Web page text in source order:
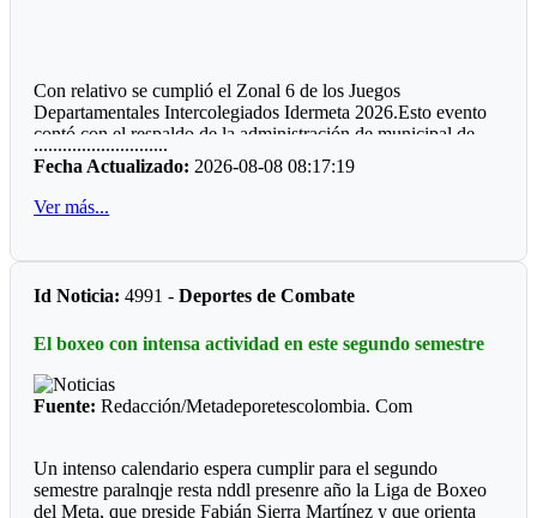
Con relativo se cumplió el Zonal 6 de los Juegos
Departamentales Intercolegiados Idermeta 2026.Esto evento
contó con el respaldo de la administración de municipal de
Cumaral.
*Cumare
donde las mujeres son bonitas y los hombres son caballeros,
Precisamente cuentan con unas de las mejores manga de
coleo en el honor a Hernan Braidy.
Deportistas reconocidos por la comunidad :Enrique Braidy
Requiniva, Henry Walter Palma y ahora Leydy Cardozo,
............................
Fecha Actualizado: 2026-08-08 08:17:19
Ver más...
Id Noticia: 4991 -Deportes de Combate
El boxeo con intensa actividad en este segundo semestre
Fuente: Redacción/Metadeporetescolombia. Com
Un intenso calendario espera cumplir para el segundo
semestre paralnqje resta nddl presenre año la Liga de Boxeo
del Meta, que preside Fabián Sierra Martínez y que orienta